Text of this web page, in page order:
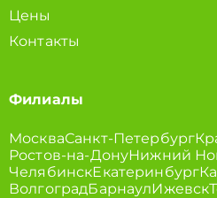
Цены
Контакты
Филиалы
МоскваСанкт-Петербург
Ростов-на-ДонуНижний
ЧелябинскЕкатеринбург
ВолгоградБарнаулИжевск